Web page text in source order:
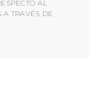
AL
TRAVÉS DE